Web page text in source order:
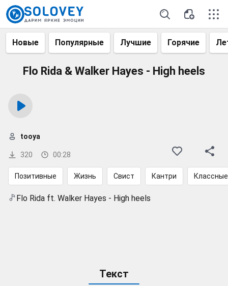
Новые Популярные Лучшие Горячие
Flo Rida & Walker Hayes - High heels
320 00:28
tooya
Позитивные Жизнь Свист Кантри Классные
Flo Rida ft. Walker Hayes - High heels
Текст